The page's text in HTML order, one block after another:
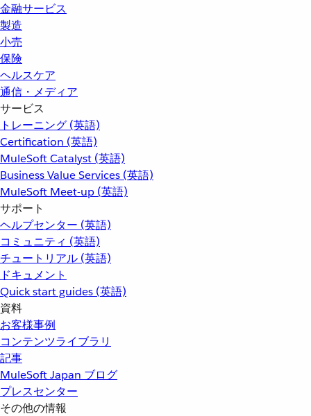
金融サービス
製造
小売
保険
ヘルスケア
通信・メディア
サービス
トレーニング (英語)
Certification (英語)
MuleSoft Catalyst (英語)
Business Value Services (英語)
MuleSoft Meet-up (英語)
サポート
ヘルプセンター (英語)
コミュニティ (英語)
チュートリアル (英語)
ドキュメント
Quick start guides (英語)
資料
お客様事例
コンテンツライブラリ
記事
MuleSoft Japan ブログ
プレスセンター
その他の情報